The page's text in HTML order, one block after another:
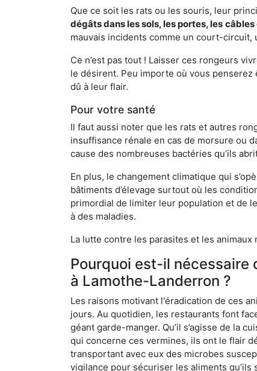
Que ce soit les rats ou les souris, leur
dégâts dans les sols, les portes, les câbles
mauvais incidents comme un court-
Ce n’est pas tout ! Laisser ces rongeurs
le désirent. Peu importe où vous
dû à leur flair.
Pour votre santé
Il faut aussi noter que les rats et autres
insuffisance rénale en cas de morsure ou
cause des nombreuses bactéries qu’ils
En plus, le changement climatique qui
bâtiments d’élevage surtout où les
primordial de limiter leur population et de
à des maladies.
La lutte contre les parasites et les
Pourquoi est-il nécessaire
à Lamothe-Landerron ?
Les raisons motivant l'éradication de ces
jours. Au quotidien, les restaurants font
géant garde-manger. Qu’il s’agisse de la
qui concerne ces vermines, ils ont le flair
transportant avec eux des microbes
vigilance pour sécuriser les aliments qu’ils